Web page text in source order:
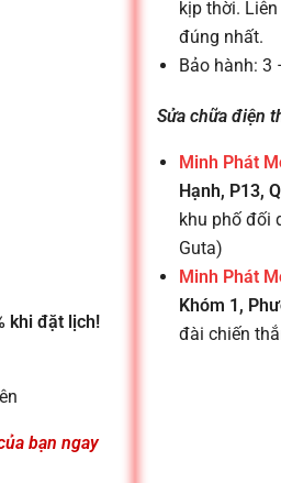
khi đặt lịch!
bạn ngay
kịp thời.
đúng nhất.
Bảo hành: 3
Sửa chữa điện
Minh Phát
Hạnh, P13,
khu phố đối
Guta)
Minh Phát
Khóm 1,
đài chiến